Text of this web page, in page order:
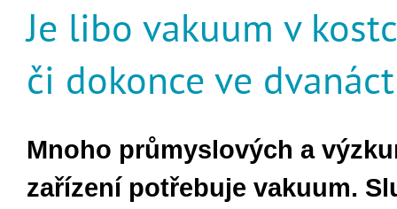
Je libo vakuum v
či dokonce ve
Mnoho průmyslových a
zařízení potřebuje vakuum.